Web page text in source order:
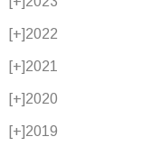
[+]2022
[+]2021
[+]2020
[+]2019